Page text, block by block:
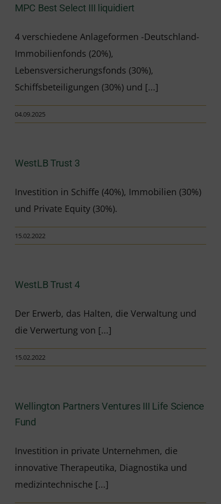
MPC Best Select III liquidiert
4 verschiedene Anlageformen -Deutschland-
Immobilienfonds (20%),
Lebensversicherungsfonds (30%),
Schiffsbeteiligungen (30%) und [...]
04.09.2025
WestLB Trust 3
Investition in Schiffe (40%), Immobilien (30%)
und Private Equity (30%).
15.02.2022
WestLB Trust 4
Der Erwerb, das Halten, die Verwaltung und
die Verwertung von [...]
15.02.2022
Wellington Partners Ventures III Life Science
Fund
Investition in private Unternehmen, die
innovative Therapeutika, Diagnostika und
medizintechnische [...]